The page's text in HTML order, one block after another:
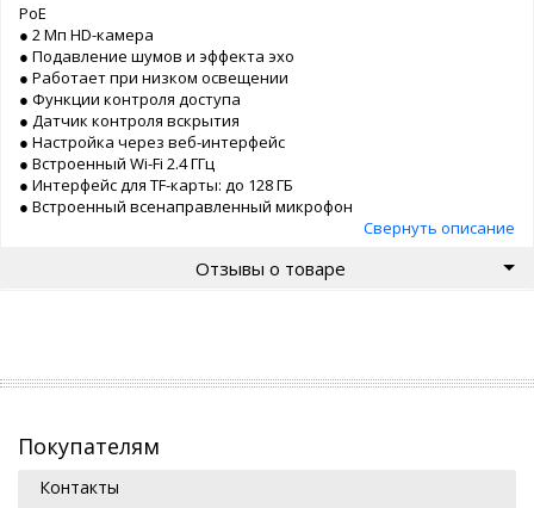
PoE
● 2 Мп HD-камера
● Подавление шумов и эффекта эхо
● Работает при низком освещении
● Функции контроля доступа
● Датчик контроля вскрытия
● Настройка через веб-интерфейс
● Встроенный Wi-Fi 2.4 ГГц
● Интерфейс для TF-карты: до 128 ГБ
● Встроенный всенаправленный микрофон
Свернуть описание
Отзывы о товаре
Покупателям
Контакты